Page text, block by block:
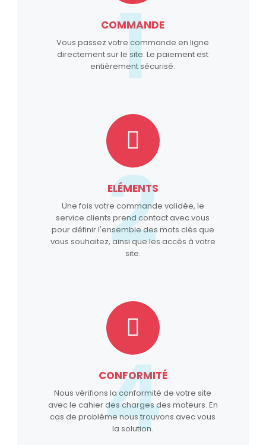
COMMANDE
Vous passez votre commande en ligne
directement sur le site. Le paiement est
entièrement sécurisé.
1
ELÉMENTS
Une fois votre commande validée, le
service clients prend contact avec vous
pour définir l'ensemble des mots clés que
vous souhaitez, ainsi que les accès à votre
site.
2
CONFORMITÉ
Nous vérifions la conformité de votre site
avec le cahier des charges des moteurs. En
cas de problème nous trouvons avec vous
la solution.
4